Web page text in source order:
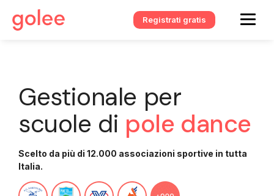
Registrati gratis
Gestionale per
scuole di pole dance
Scelto da più di 12.000 associazioni sportive in tutta
Italia.